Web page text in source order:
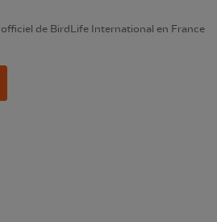
de BirdLife International en France